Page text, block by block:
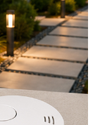
SEHR GUT
günstige Preise,
Lieferung,
gerne noch mal
elektro 24 kaufen.“